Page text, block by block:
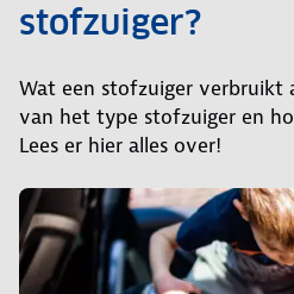
stofzuiger?
Wat een stofzuiger verbruikt
van het type stofzuiger en
Lees er hier alles over!